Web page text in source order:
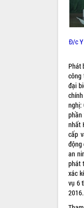
Đ/c
Phát
công
đại
nghị:
phần
nhất
cấp
động
an
phát
xác
vụ 6
2016.